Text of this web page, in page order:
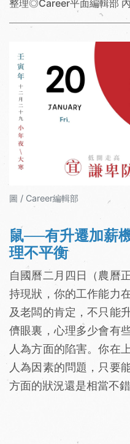
整理◎Career平面編輯部
圖 / Career編輯部
鼠──有升遷加薪
理不平衡
自國曆二月四日（農曆
持現狀，你的工作能力
及老闆的肯定，不只能
儕眼裏，心理多少會有
人為方面的陷害。你在
人為因素的問題，只要
方面的狀況還是相當不錯